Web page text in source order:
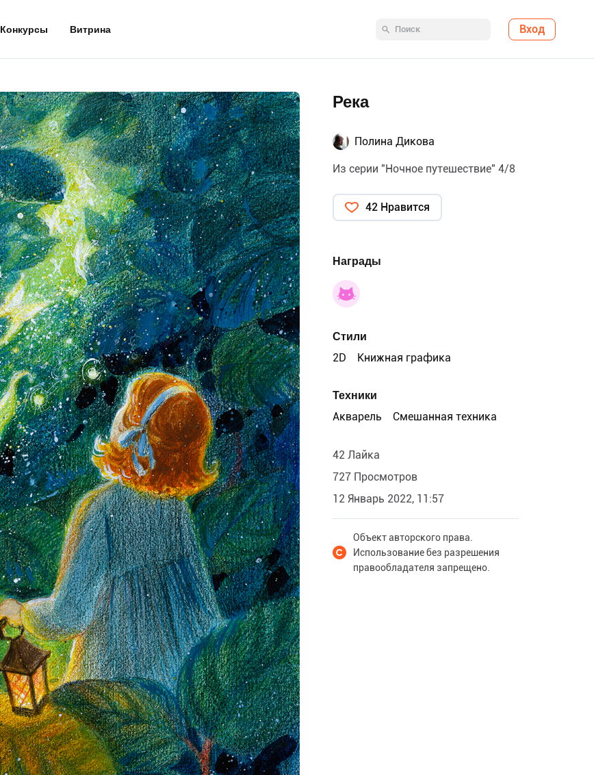
Конкурсы Витрина Вход
Река
Полина Дикова
Из серии "Ночное путешествие" 4/8
42 Нравится
Награды
Стили
2D
Книжная графика
Техники
Акварель
Смешанная техника
42 Лайка
727 Просмотров
12 Январь 2022, 11:57
Объект авторского права.
Использование без разрешения
правообладателя запрещено.